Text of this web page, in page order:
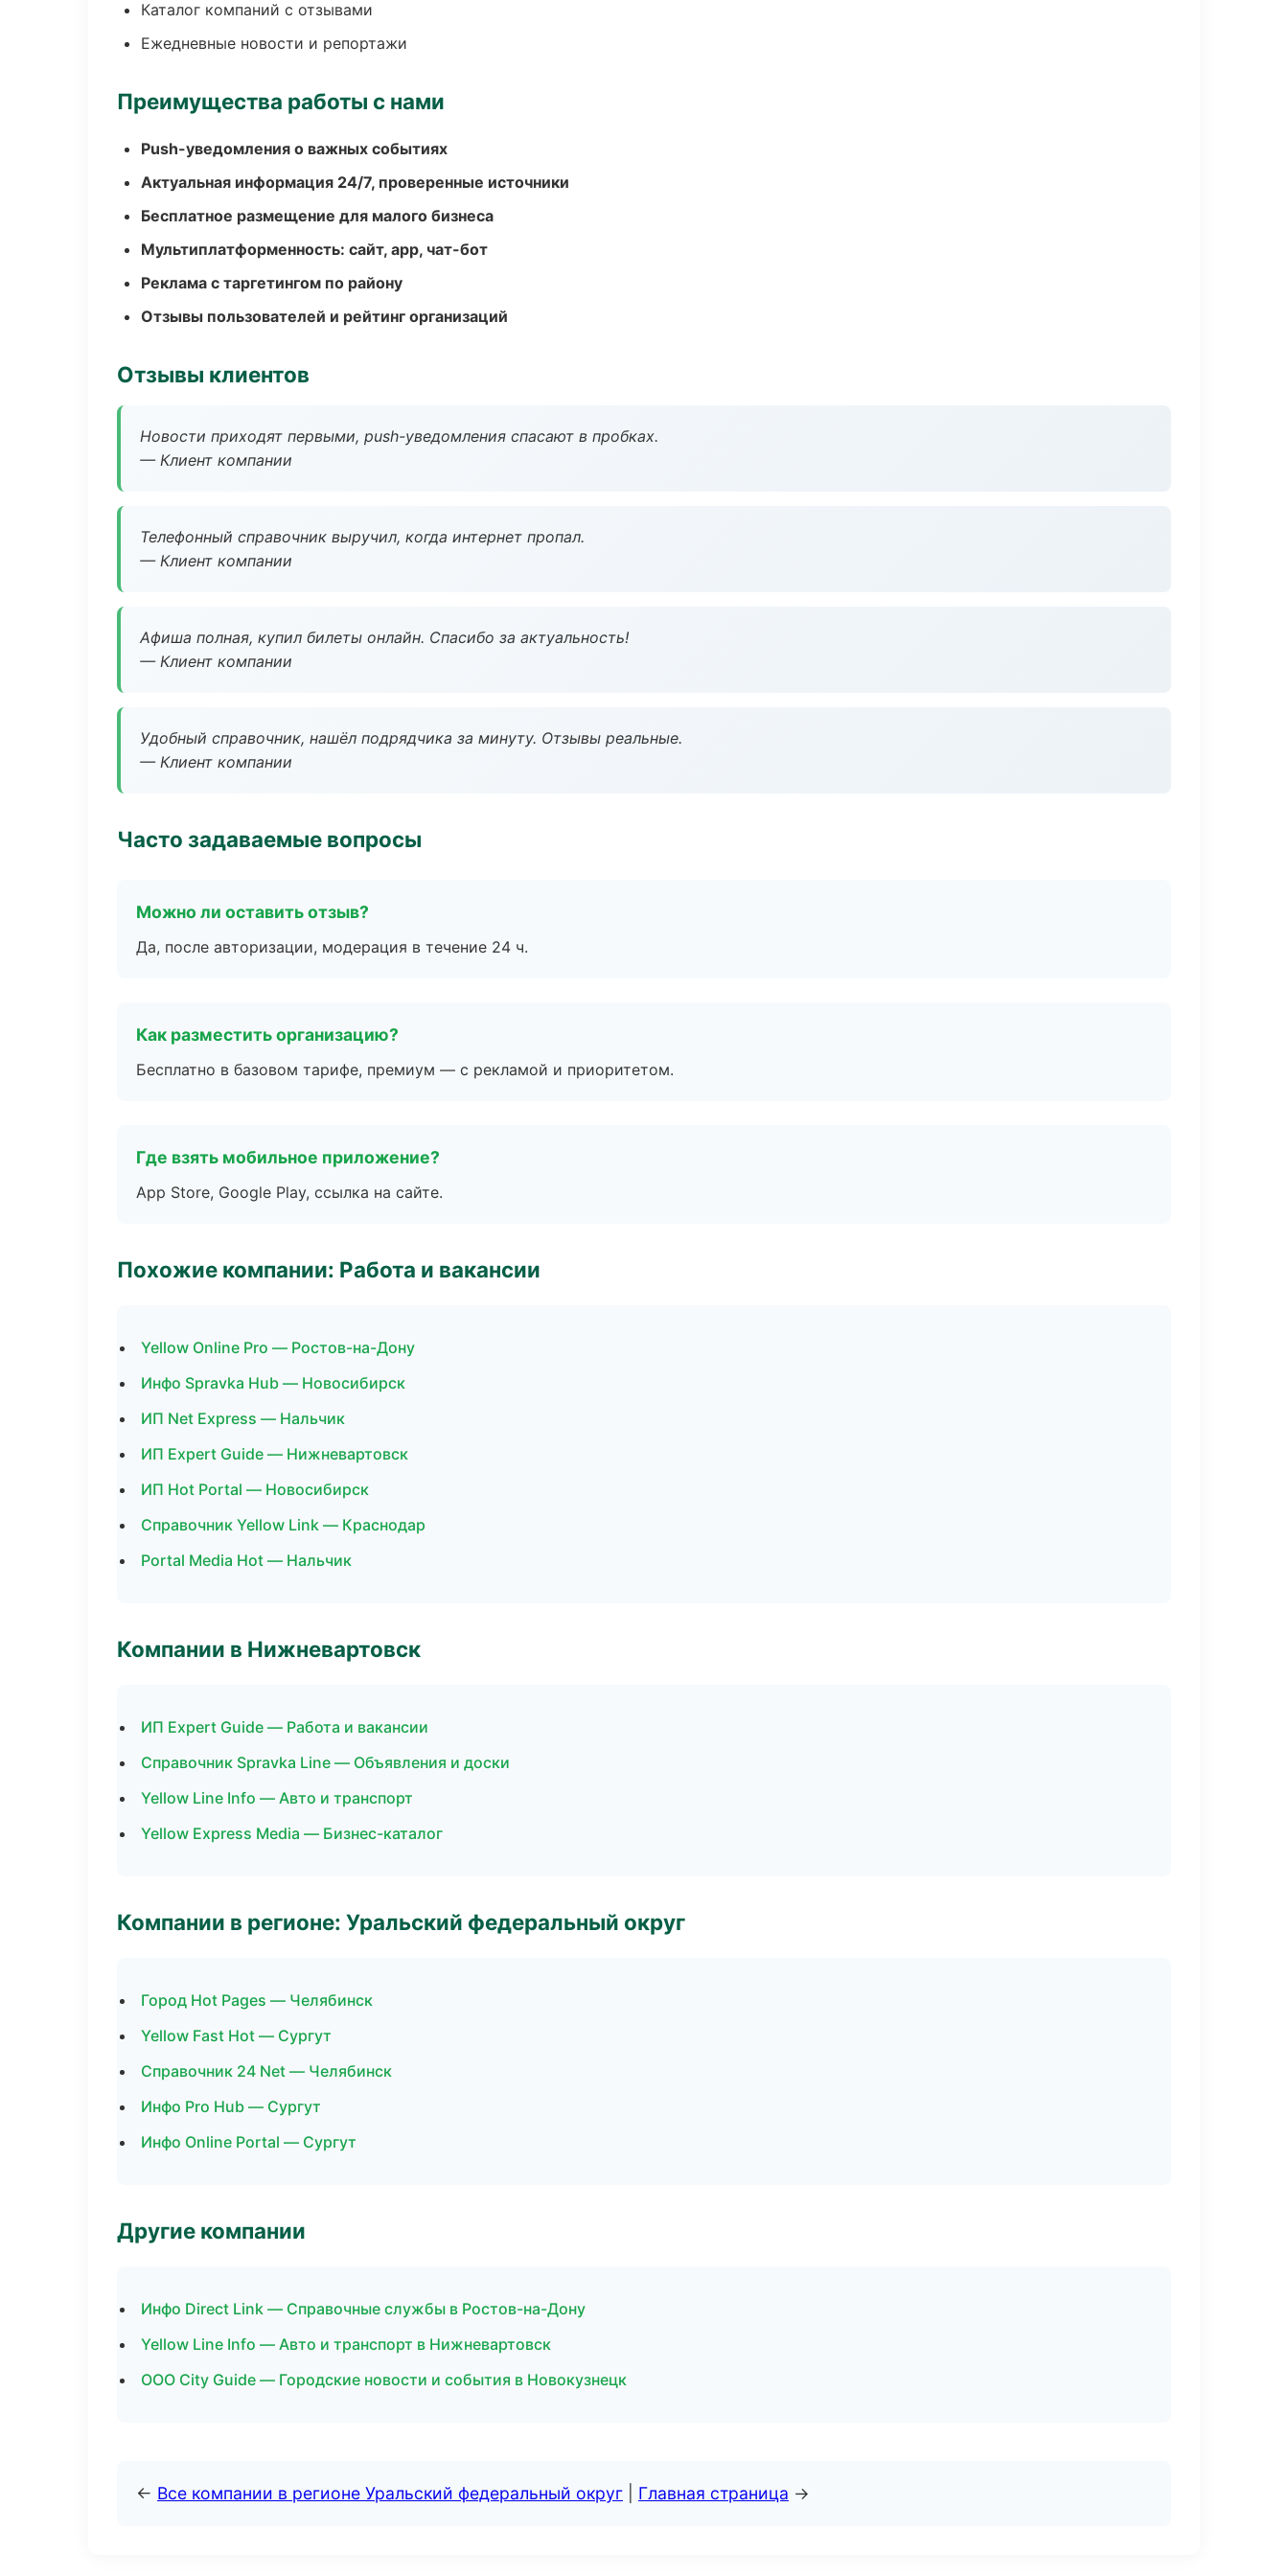
Каталог компаний с отзывами
Ежедневные новости и репортажи
Преимущества работы с нами
Push-уведомления о важных событиях
Актуальная информация 24/7, проверенные источники
Бесплатное размещение для малого бизнеса
Мультиплатформенность: сайт, app, чат-бот
Реклама с таргетингом по району
Отзывы пользователей и рейтинг организаций
Отзывы клиентов
Новости приходят первыми, push-уведомления спасают в пробках.
— Клиент компании
Телефонный справочник выручил, когда интернет пропал.
— Клиент компании
Афиша полная, купил билеты онлайн. Спасибо за актуальность!
— Клиент компании
Удобный справочник, нашёл подрядчика за минуту. Отзывы реальные.
— Клиент компании
Часто задаваемые вопросы
Можно ли оставить отзыв?
Да, после авторизации, модерация в течение 24 ч.
Как разместить организацию?
Бесплатно в базовом тарифе, премиум — с рекламой и приоритетом.
Где взять мобильное приложение?
App Store, Google Play, ссылка на сайте.
Похожие компании: Работа и вакансии
Yellow Online Pro — Ростов-на-Дону
Инфо Spravka Hub — Новосибирск
ИП Net Express — Нальчик
ИП Expert Guide — Нижневартовск
ИП Hot Portal — Новосибирск
Справочник Yellow Link — Краснодар
Portal Media Hot — Нальчик
Компании в Нижневартовск
ИП Expert Guide — Работа и вакансии
Справочник Spravka Line — Объявления и доски
Yellow Line Info — Авто и транспорт
Yellow Express Media — Бизнес-каталог
Компании в регионе: Уральский федеральный округ
Город Hot Pages — Челябинск
Yellow Fast Hot — Сургут
Справочник 24 Net — Челябинск
Инфо Pro Hub — Сургут
Инфо Online Portal — Сургут
Другие компании
Инфо Direct Link — Справочные службы в Ростов-на-Дону
Yellow Line Info — Авто и транспорт в Нижневартовск
ООО City Guide — Городские новости и события в Новокузнецк
← Все компании в регионе Уральский федеральный округ Главная страница →